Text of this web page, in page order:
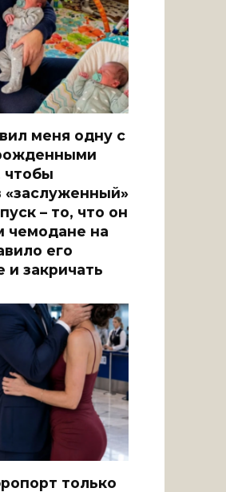
меня одну с
чтобы
«заслуженный»
– то, что он
чемодане на
его
и закричать
только